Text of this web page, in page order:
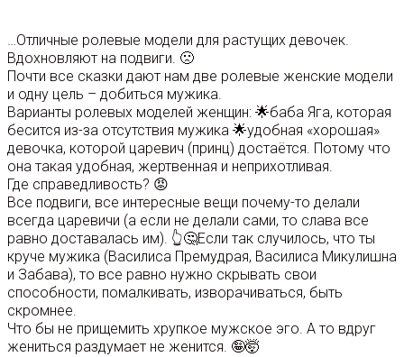
…Отличные ролевые модели для растущих девочек.
Вдохновляют на подвиги. 🙁
Почти все сказки дают нам две ролевые женские модели
и одну цель – добиться мужика.
Варианты ролевых моделей женщин: 🌟баба Яга, которая
бесится из-за отсутствия мужика 🌟удобная «хорошая»
девочка, которой царевич (принц) достаётся. Потому что
она такая удобная, жертвенная и неприхотливая.
Где справедливость? 😡
Все подвиги, все интересные вещи почему-то делали
всегда царевичи (а если не делали сами, то слава все
равно доставалась им). 👆🤔Если так случилось, что ты
круче мужика (Василиса Премудрая, Василиса Микулишна
и Забава), то все равно нужно скрывать свои
способности, помалкивать, изворачиваться, быть
скромнее.
Что бы не прищемить хрупкое мужское эго. А то вдруг
жениться раздумает не женится. 🤪🤯